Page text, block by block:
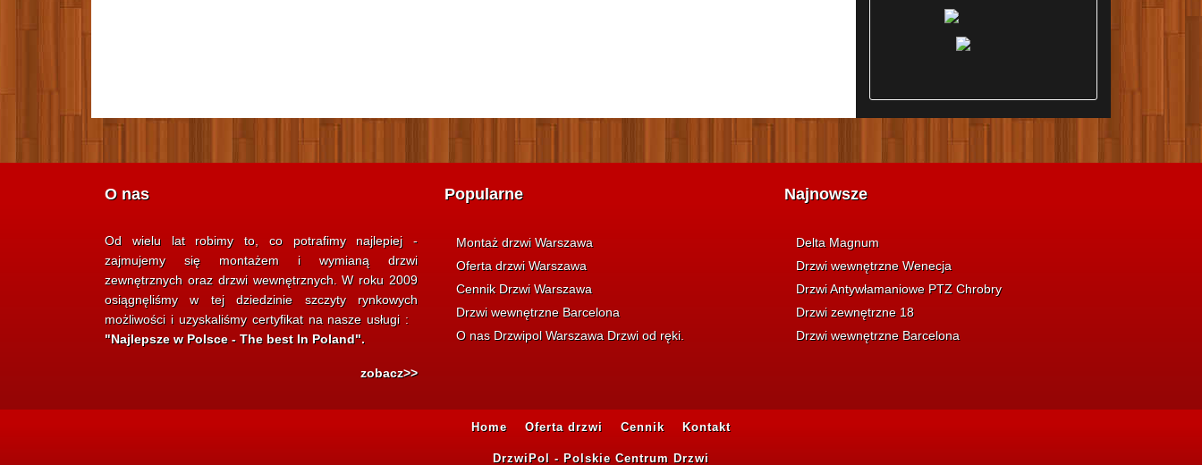
O nas
Od wielu lat robimy to, co potrafimy najlepiej -
zajmujemy się montażem i wymianą drzwi
zewnętrznych oraz drzwi wewnętrznych. W roku 2009
osiągnęliśmy w tej dziedzinie szczyty rynkowych
możliwości i uzyskaliśmy certyfikat na nasze usługi :
"Najlepsze w Polsce - The best In Poland".
zobacz>>
Popularne
Montaż drzwi Warszawa
Oferta drzwi Warszawa
Cennik Drzwi Warszawa
Drzwi wewnętrzne Barcelona
O nas Drzwipol Warszawa Drzwi od ręki.
Najnowsze
Delta Magnum
Drzwi wewnętrzne Wenecja
Drzwi Antywłamaniowe PTZ Chrobry
Drzwi zewnętrzne 18
Drzwi wewnętrzne Barcelona
Home Oferta drzwi Cennik Kontakt
DrzwiPol - Polskie Centrum Drzwi